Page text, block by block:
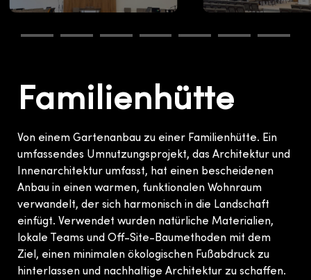
Familienhütte
Von einem Gartenanbau zu einer Familienhütte. Ein
umfassendes Umnutzungsprojekt, das Architektur und
Innenarchitektur umfasst, hat einen bescheidenen
Anbau in einen warmen, funktionalen Wohnraum
verwandelt, der sich harmonisch in die Landschaft
einfügt. Verwendet wurden natürliche Materialien,
lokale Teams und Off-Site-Baumethoden mit dem
Ziel, einen minimalen ökologischen Fußabdruck zu
hinterlassen und nachhaltige Architektur zu schaffen.